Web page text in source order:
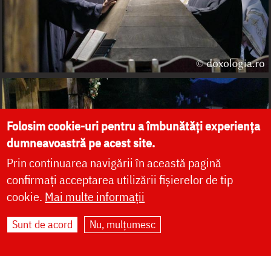
Folosim cookie-uri pentru a îmbunătăți experiența
dumneavoastră pe acest site.
Prin continuarea navigării în această pagină
confirmați acceptarea utilizării fișierelor de tip
cookie. Mai multe informații
Sunt de acord Nu, mulțumesc